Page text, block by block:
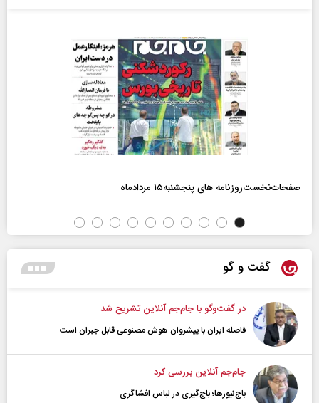
صفحات‌نخست‌روزنامه ها‌ی پنجشنبه‌۱۵ مردادماه
گفت و گو
در گفت‌و‌گو با جام‌جم آنلاین تشریح شد
فاصله ایران با پیشرو‌ان هوش مصنوعی قابل جبران است
جام‌جم آنلاین بررسی کرد
باج‌نیوزها؛ باج‌گیری در لباس افشاگری